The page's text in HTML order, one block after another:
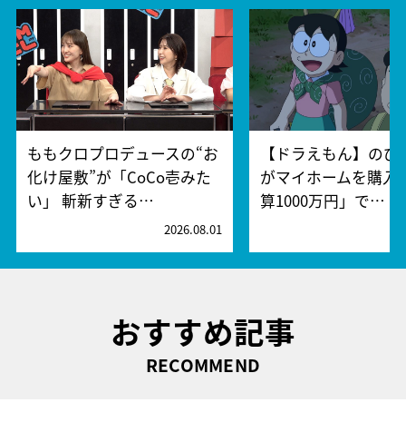
ももクロプロデュースの“お
化け屋敷”が「CoCo壱みた
い」 斬新すぎる…
2026.08.01
【ドラえもん】のび
がマイホームを購入
算1000万円」で…
おすすめ記事
RECOMMEND